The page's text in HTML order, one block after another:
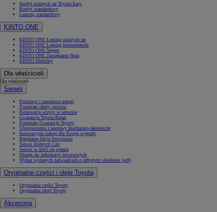
Kredyt niższych rat Toyota Easy
Kredyt standardowy
Leasing standardowy
KINTO ONE
KINTO ONE Leasing niższych rat
KINTO ONE Leasing konsumencki
KINTO ONE Najem
KINTO ONE Zarządzanie flotą
KINTO Mobility
Dla właścicieli
Dla właścicieli
Serwis
Promocje i sezonowe usługi
Pozostałe oferty serwisu
Rezerwacja wizyty w serwisie
Gwarancja Toyota Relax
Pozostałe Gwarancje Toyoty
Ubezpieczenia i naprawy blacharsko-lakiernicze
Innowacyjne usługi dla Twojej wygody
Bezpłatne Akcje Serwisowe
Serwis Dobrych Cen
Serwis w ASO się opłaca
Dostęp do informacji serwisowych
Wykaz wydanych zaświadczeń o odbytym szkoleniu (pdf)
Oryginalne części i oleje Toyota
Oryginalne części Toyoty
Oryginalne oleje Toyoty
Akcesoria